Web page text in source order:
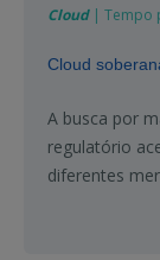
Cloud| Tempo
Cloud
A busca por
regulatório
diferentes